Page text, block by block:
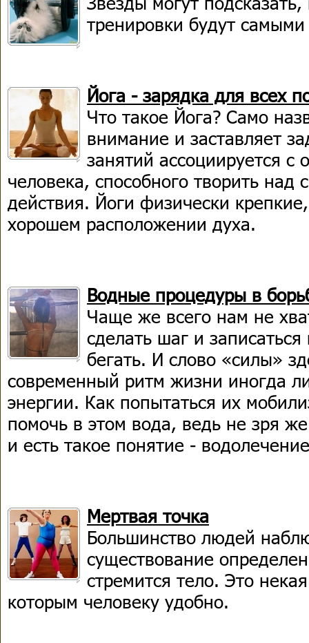
тренировки будут
Йога - зарядка для всех
Что такое Йога? Само
внимание и заставляет
занятий ассоциируется с
человека, способного творить
действия. Йоги физически
хорошем расположении духа.
Водные процедуры в
Чаще же всего нам не
сделать шаг и
бегать. И слово «силы»
современный ритм жизни иногда
энергии. Как попытаться их
помочь в этом вода, ведь не зря
и есть такое понятие -
Мертвая точка
Большинство людей
существование
стремится тело. Это
которым человеку удобно.